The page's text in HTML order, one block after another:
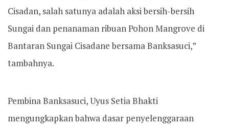
Cisadan, salah satunya adalah aksi bersih-bersih
Sungai dan penanaman ribuan Pohon Mangrove di
Bantaran Sungai Cisadane bersama Banksasuci,”
tambahnya.
Pembina Banksasuci, Uyus Setia Bhakti
mengungkapkan bahwa dasar penyelenggaraan